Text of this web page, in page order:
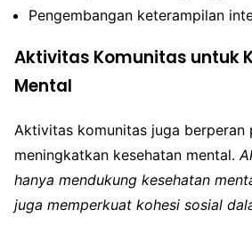
Pengembangan keterampilan
Aktivitas Komunitas untuk
Mental
Aktivitas komunitas juga berperan
meningkatkan kesehatan mental.
hanya mendukung kesehatan
juga memperkuat kohesi sosial